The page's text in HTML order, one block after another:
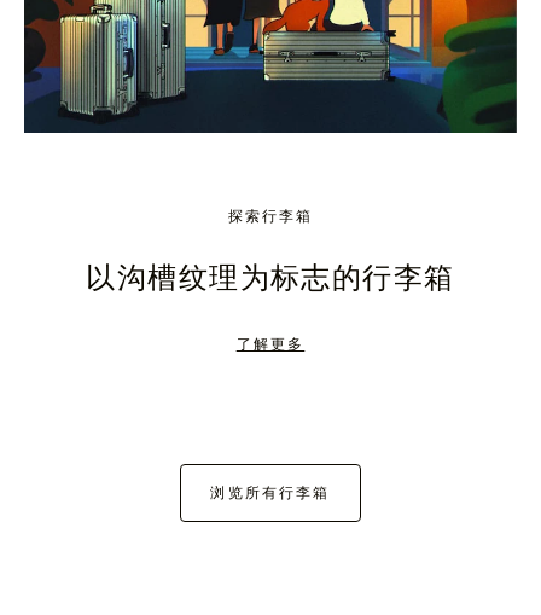
探索行李箱
以沟槽纹理为标志的行李箱
了解更多
浏览所有行李箱